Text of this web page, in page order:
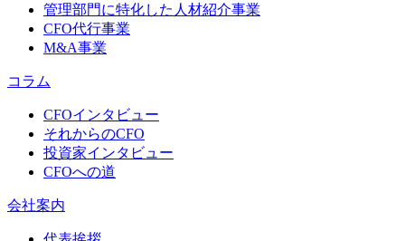
管理部門に特化した人材紹介事業
CFO代行事業
M&A事業
コラム
CFOインタビュー
それからのCFO
投資家インタビュー
CFOへの道
会社案内